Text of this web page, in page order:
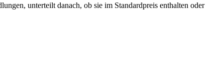
unterteilt danach, ob sie im Standardpreis enthalten oder